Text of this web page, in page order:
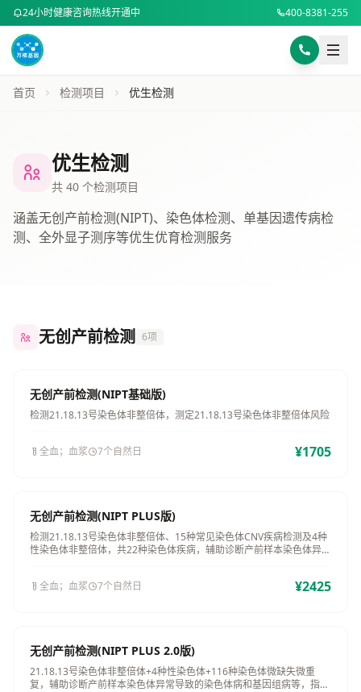
24小时健康咨询热线开通中 400-8381-255
首页 检测项目 优生检测
优生检测
共 40 个检测项目
涵盖无创产前检测(NIPT)、染色体检测、单基因遗传病检
测、全外显子测序等优生优育检测服务
无创产前检测 6项
无创产前检测(NIPT基础版)
检测21.18.13号染色体非整倍体，测定21.18.13号染色体非整倍体风险
全血；血浆 7个自然日 ¥1705
无创产前检测(NIPT PLUS版)
检测21.18.13号染色体非整倍体、15种常见染色体CNV疾病检测及4种
性染色体非整倍体，共22种染色体疾病，辅助诊断产前样本染色体异常
全血；血浆
7个自然日 ¥2425
无创产前检测(NIPT PLUS 2.0版)
21.18.13号染色体非整倍体+4种性染色体+116种染色体微缺失微重
复，辅助诊断产前样本染色体异常导致的染色体病和基因组病等，指导
样本采集指南
身高 (cm)
体重 (kg)
电话咨询 400-8381-255
微信咨询
微信扫码咨询
或添加微信号：DNA8494